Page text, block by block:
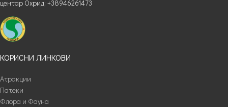
центар Охрид: +38946261473
КОРИСНИ ЛИНКОВИ
Атракции
Патеки
Флора и Фауна